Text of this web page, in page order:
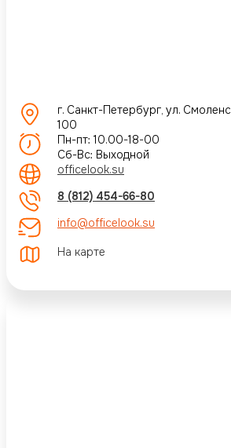
г. Санкт-Петербург, ул.
100
Пн-пт: 10.00-18-00
Сб-Вс: Выходной
officelook.su
8 (812) 454-66-80
info@officelook.su
На карте